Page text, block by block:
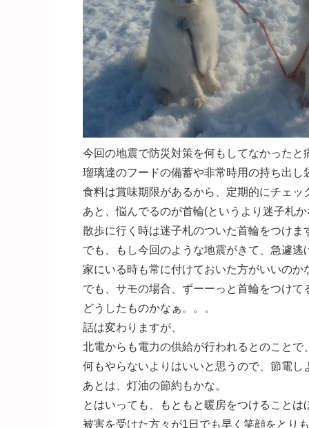
今回の地震で防災対策を何もしてなかったと
瑠璃達のフードの備蓄や非常時用の持ち出
食料は賞味期限があるから、定期的にチェ
あと、悩んでるのが首輪(というより迷子札か
散歩に行く時は迷子札のついた首輪をつけ
でも、もし今回のような地震がきて、急遽
家にいる時も常に付けておいた方がいいのか
でも、サモの場合、ずーーっと首輪をつけ
どうしたものかなぁ。。。
話は変わりますが、
北電からも電力の供給が行われるとのこと
何もやらないよりはいいと思うので、節電し
あとは、灯油の節約もかな。
とはいっても、もともと暖房をつけること
被害を受けた方々が1日でも早く笑顔をとり